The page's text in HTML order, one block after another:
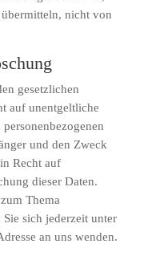
nicht von
gesetzlichen
auf unentgeltliche
und den Zweck
Recht auf
dieser Daten.
Thema
sich jederzeit unter
an uns wenden.